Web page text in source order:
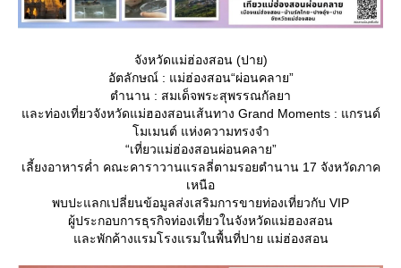
จังหวัดแม่ฮ่องสอน (ปาย)
อัตลักษณ์ : แม่ฮ่องสอน“ผ่อนคลาย”
ตำนาน : สมเด็จพระสุพรรณกัลยา
ละท่องเที่ยวจังหวัดแม่ฮองสอนเส้นทาง Grand Moments : แกรนด์
มเมนต์ แห่งความทรงจำ
“เที่ยวแม่ฮ่องสอนผ่อนคลาย”
เลี้ยงอาหารค่ำ คณะคาราวานแรลลี่ตามรอยตำนาน 17 จังหวัดภาค
เหนือ
พบปะแลกเปลี่ยนข้อมูลส่งเสริมการขายท่องเที่ยวกับ VIP
ผู้ประกอบการธุรกิจท่องเที่ยวในจังหวัดแม่ฮองสอน
ละพักค้างแรมโรงแรมในพื้นที่ปาย แม่ฮ่องสอน